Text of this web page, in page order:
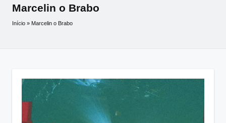
Marcelin o Brabo
Início » Marcelin o Brabo